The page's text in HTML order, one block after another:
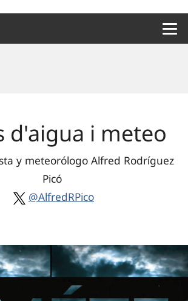
d'aigua i meteo
y meteorólogo Alfred Rodríguez
Picó
@AlfredRPico